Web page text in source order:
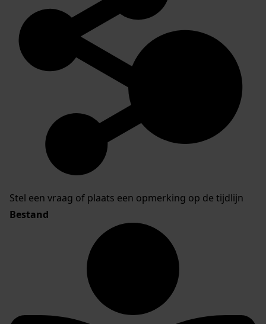
Stel een vraag of plaats een opmerking op de tijdlijn
Bestand